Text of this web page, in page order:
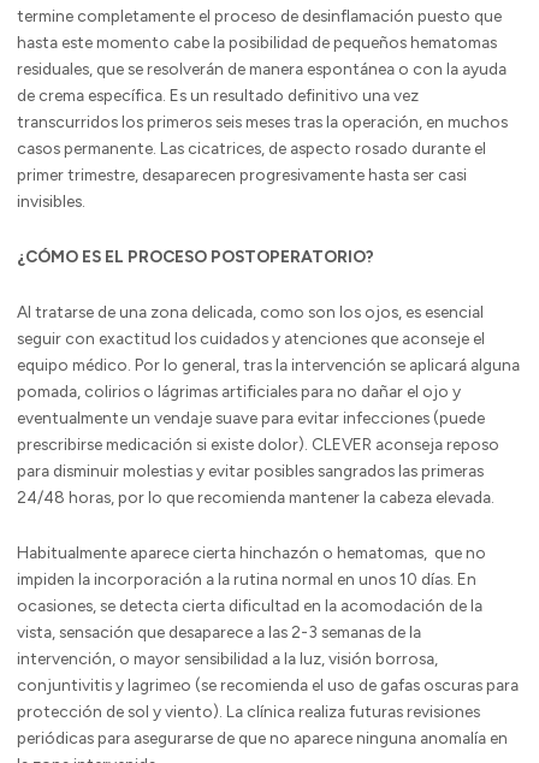
termine completamente el proceso de desinflamación puesto que
hasta este momento cabe la posibilidad de pequeños hematomas
residuales, que se resolverán de manera espontánea o con la ayuda
de crema específica. Es un resultado definitivo una vez
transcurridos los primeros seis meses tras la operación, en muchos
casos permanente. Las cicatrices, de aspecto rosado durante el
primer trimestre, desaparecen progresivamente hasta ser casi
invisibles.
¿CÓMO ES EL PROCESO POSTOPERATORIO?
Al tratarse de una zona delicada, como son los ojos, es esencial
seguir con exactitud los cuidados y atenciones que aconseje el
equipo médico. Por lo general, tras la intervención se aplicará alguna
pomada, colirios o lágrimas artificiales para no dañar el ojo y
eventualmente un vendaje suave para evitar infecciones (puede
prescribirse medicación si existe dolor). CLEVER aconseja reposo
para disminuir molestias y evitar posibles sangrados las primeras
24/48 horas, por lo que recomienda mantener la cabeza elevada.
Habitualmente aparece cierta hinchazón o hematomas, que no
impiden la incorporación a la rutina normal en unos 10 días. En
ocasiones, se detecta cierta dificultad en la acomodación de la
vista, sensación que desaparece a las 2-3 semanas de la
intervención, o mayor sensibilidad a la luz, visión borrosa,
conjuntivitis y lagrimeo (se recomienda el uso de gafas oscuras para
protección de sol y viento). La clínica realiza futuras revisiones
periódicas para asegurarse de que no aparece ninguna anomalía en